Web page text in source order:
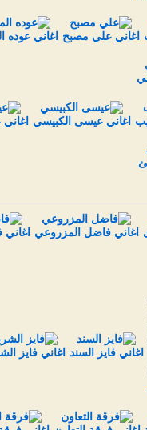
اغاني علي مصبح اغاني عوده
اغاني عيسى الكبيسي
اغاني فاضل المزروعي
اغاني فايز السند اغاني فايز